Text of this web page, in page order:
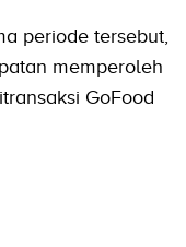
periode tersebut,
memperoleh
GoFood